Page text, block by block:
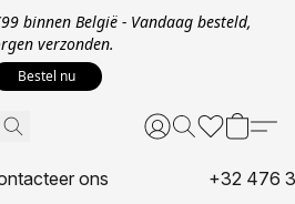
binnen België - Vandaag besteld,
verzonden.
Bestel nu
ons +32 476